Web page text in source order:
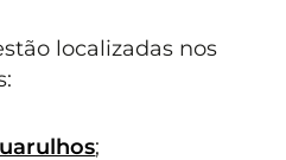
localizadas nos
;